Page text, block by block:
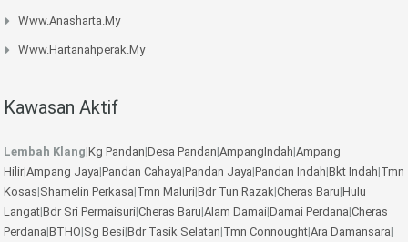
Www.anasharta.my
Www.hartanahperak.my
Kawasan Aktif
Lembah Klang|Kg Pandan|Desa Pandan|AmpangIndah|Ampang
Hilir|Ampang Jaya|Pandan Cahaya|Pandan Jaya|Pandan Indah|Bkt Indah|Tmn
Kosas|Shamelin Perkasa|Tmn Maluri|Bdr Tun Razak|Cheras Baru|Hulu
Langat|Bdr Sri Permaisuri|Cheras Baru|Alam Damai|Damai Perdana|Cheras
Perdana|BTHO|Sg Besi|Bdr Tasik Selatan|Tmn Connought|Ara Damansara|